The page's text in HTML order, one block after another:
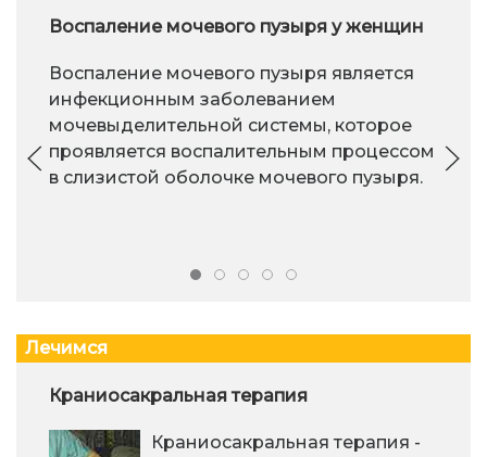
Воспаление мочевого пузыря у женщин
Воспаление мочевого пузыря является
инфекционным заболеванием
мочевыделительной системы, которое
проявляется воспалительным процессом
в слизистой оболочке мочевого пузыря.
Лечимся
Краниосакральная терапия
Краниосакральная терапия -